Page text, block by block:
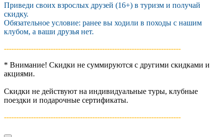
Приведи своих взрослых друзей (16+) в туризм и получай
скидку.
Обязательное условие: ранее вы ходили в походы с нашим
клубом, а ваши друзья нет.
------------------------------------------------------------------------­
* Внимание! Скидки не суммируются с другими скидками и
акциями.
Скидки не действуют на индивидуальные туры, клубные
поездки и подарочные сертификаты.
------------------------------------------------------------------------­